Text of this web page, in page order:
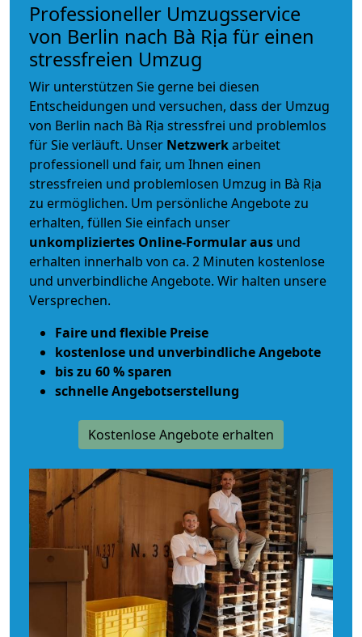
Professioneller Umzugsservice
von Berlin nach Bà Rịa für einen
stressfreien Umzug
Wir unterstützen Sie gerne bei diesen
Entscheidungen und versuchen, dass der Umzug
von Berlin nach Bà Rịa stressfrei und problemlos
für Sie verläuft. Unser Netzwerkarbeitet
professionell und fair, um Ihnen einen
stressfreien und problemlosen Umzug in Bà Rịa
zu ermöglichen. Um persönliche Angebote zu
erhalten, füllen Sie einfach unser
unkompliziertes Online-Formular aus und
erhalten innerhalb von ca. 2 Minuten kostenlose
und unverbindliche Angebote. Wir halten unsere
Versprechen.
Faire und flexible Preise
kostenlose und unverbindliche Angebote
bis zu 60 % sparen
schnelle Angebotserstellung
Kostenlose Angebote erhalten